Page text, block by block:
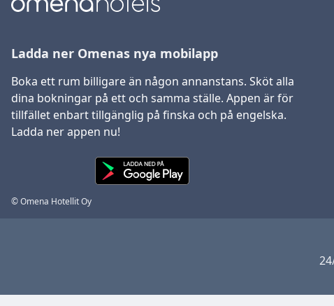
Ladda ner Omenas nya mobilapp
Boka ett rum billigare än någon annanstans. Sköt alla
dina bokningar på ett och samma ställe. Appen är för
tillfället enbart tillgänglig på finska och på engelska.
Ladda ner appen nu!
© Omena Hotellit Oy